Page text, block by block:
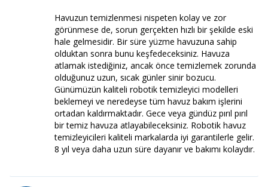
Havuzun temizlenmesi nispeten kolay ve zor
görünmese de, sorun gerçekten hızlı bir şekilde eski
hale gelmesidir. Bir süre yüzme havuzuna sahip
olduktan sonra bunu keşfedeceksiniz. Havuza
atlamak istediğiniz, ancak önce temizlemek zorunda
olduğunuz uzun, sıcak günler sinir bozucu.
Günümüzün kaliteli robotik temizleyici modelleri
beklemeyi ve neredeyse tüm havuz bakım işlerini
ortadan kaldırmaktadır. Gece veya gündüz pırıl pırıl
bir temiz havuza atlayabileceksiniz. Robotik havuz
temizleyicileri kaliteli markalarda iyi garantilerle gelir.
8 yıl veya daha uzun süre dayanır ve bakımı kolaydır.